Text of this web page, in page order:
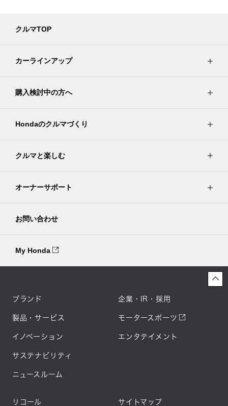
クルマTOP
カーラインアップ
購入検討中の方へ
Hondaのクルマづくり
クルマと楽しむ
オーナーサポート
お問い合わせ
My Honda
ブランド
製品・サービス
イノベーション
サステナビリティ
ニュースルーム
企業・IR・採用
モータースポーツ
エンタテイメント
リコール サイトマップ